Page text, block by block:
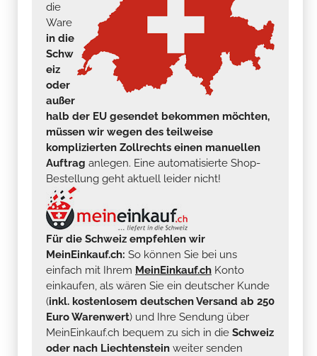
die
Ware
in die
Schw
eiz
oder
außer
halb der EU gesendet bekommen möchten,
müssen wir wegen des teilweise
komplizierten Zollrechts einen manuellen
Auftrag anlegen. Eine automatisierte Shop-
Bestellung geht aktuell leider nicht!
Für die Schweiz empfehlen wir
MeinEinkauf.ch: So können Sie bei uns
einfach mit Ihrem MeinEinkauf.ch Konto
einkaufen, als wären Sie ein deutscher Kunde
(inkl. kostenlosem deutschen Versand ab 250
Euro Warenwert) und Ihre Sendung über
MeinEinkauf.ch bequem zu sich in die Schweiz
oder nach Liechtenstein weiter senden